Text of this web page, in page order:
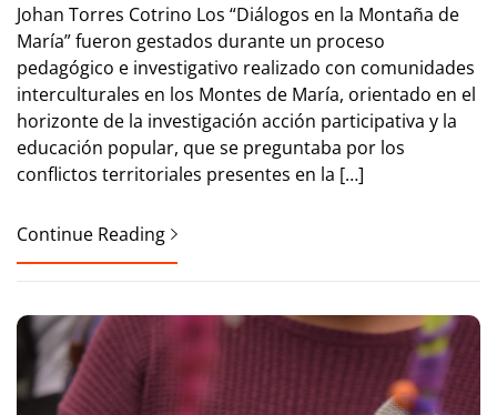
Johan Torres Cotrino Los “Diálogos en la Montaña de
María” fueron gestados durante un proceso
pedagógico e investigativo realizado con comunidades
interculturales en los Montes de María, orientado en el
horizonte de la investigación acción participativa y la
educación popular, que se preguntaba por los
conflictos territoriales presentes en la […]
Continue Reading